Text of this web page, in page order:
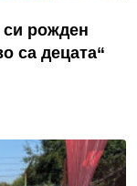
си рожден
са децата“